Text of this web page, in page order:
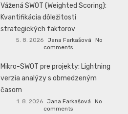
Vážená SWOT (Weighted Scoring):
Kvantifikácia dôležitosti
strategických faktorov
5. 8. 2026 Jana Farkašová
No
comments
Mikro-SWOT pre projekty: Lightning
verzia analýzy s obmedzeným
časom
1. 8. 2026 Jana Farkašová
No
comments